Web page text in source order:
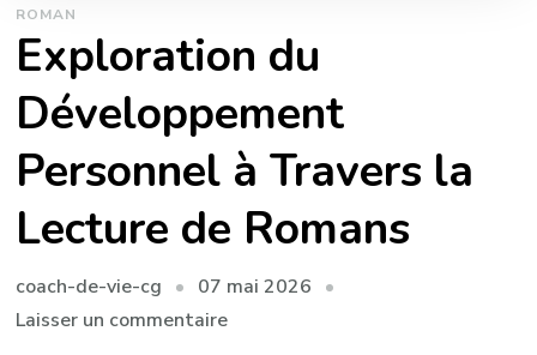
ROMAN
Exploration du
Développement
Personnel à Travers la
Lecture de Romans
coach-de-vie-cg
07 mai 2026
Laisser un commentairesur